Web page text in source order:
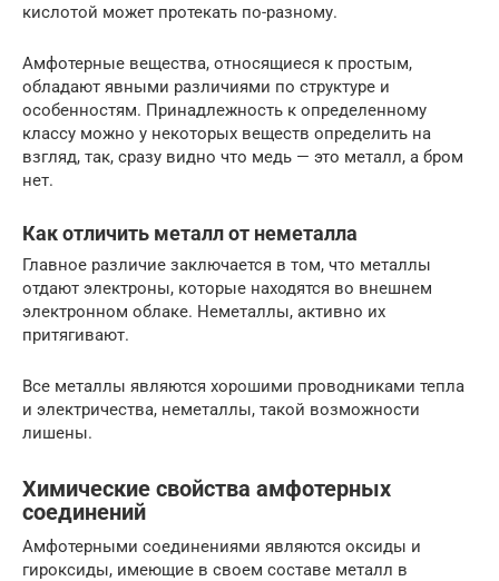
кислотой может протекать по-разному.
Амфотерные вещества, относящиеся к простым,
обладают явными различиями по структуре и
особенностям. Принадлежность к определенному
классу можно у некоторых веществ определить на
взгляд, так, сразу видно что медь — это металл, а бром
нет.
Как отличить металл от неметалла
Главное различие заключается в том, что металлы
отдают электроны, которые находятся во внешнем
электронном облаке. Неметаллы, активно их
притягивают.
Все металлы являются хорошими проводниками тепла
и электричества, неметаллы, такой возможности
лишены.
Химические свойства амфотерных
соединений
Амфотерными соединениями являются оксиды и
гироксиды, имеющие в своем составе металл в